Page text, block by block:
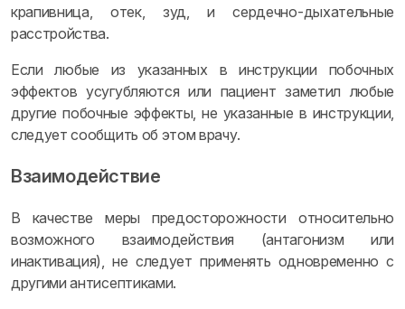
крапивница, отек, зуд, и сердечно-дыхательные
расстройства.
Если любые из указанных в инструкции побочных
эффектов усугубляются или пациент заметил любые
другие побочные эффекты, не указанные в инструкции,
следует сообщить об этом врачу.
Взаимодействие
В качестве меры предосторожности относительно
возможного взаимодействия (антагонизм или
инактивация), не следует применять одновременно с
другими антисептиками.